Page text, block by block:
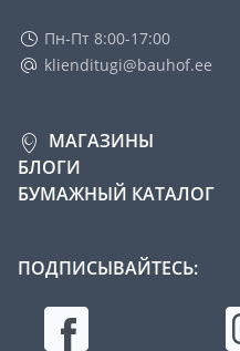
Пн-Пт 8:00-17:00
klienditugi@bauhof.ee
МАГАЗИНЫ
БЛОГИ
БУМАЖНЫЙ КАТАЛОГ
ПОДПИСЫВАЙТЕСЬ: